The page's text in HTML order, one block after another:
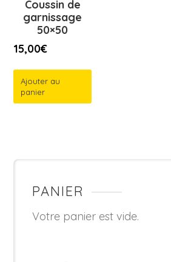
Coussin de
garnissage
50×50
15,00€
Ajouter au
panier
PANIER
Votre panier est vide.